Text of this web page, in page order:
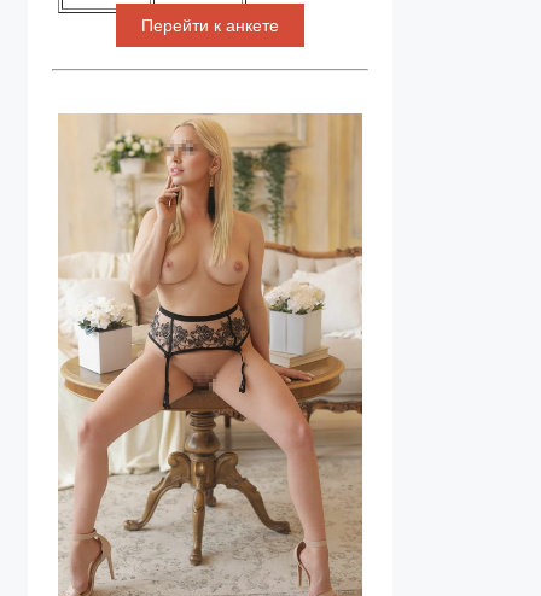
Перейти к анкете